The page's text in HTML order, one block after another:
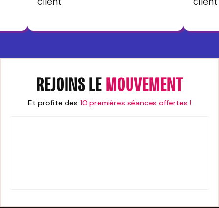
REJOINS LEMOUVEMENT
Et profite des 10 premières séances offertes !